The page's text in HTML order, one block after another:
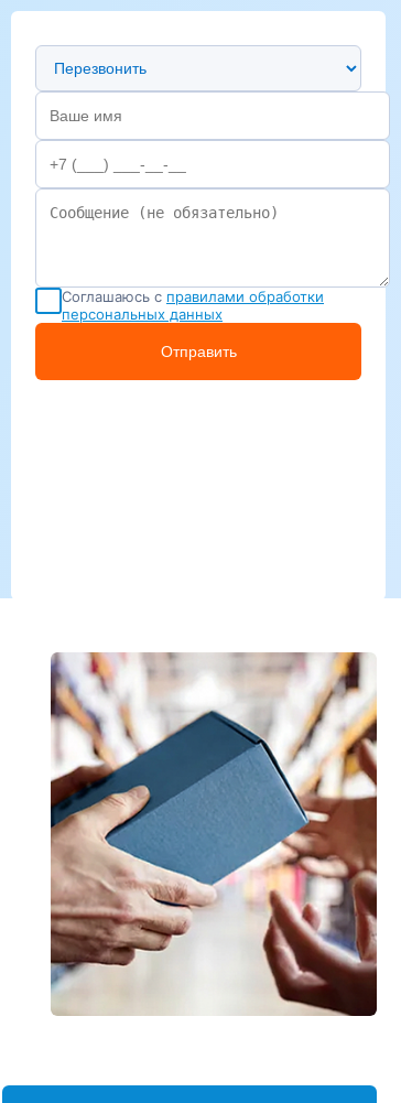
Предпочтительный способ связи
Соглашаюсь с правилами обработки
персональных данных
Отправить